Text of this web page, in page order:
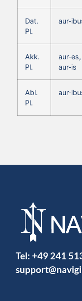
Dat.
Pl.
Akk.
Pl.
aur‑es,
aur‑is
Abl.
Pl.
Tel: +49 241